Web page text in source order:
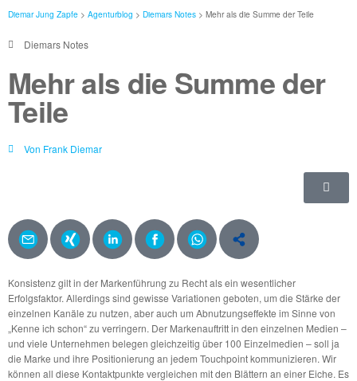
Diemar Jung Zapfe > Agenturblog > Diemars Notes > Mehr als die Summe der Teile
Diemars Notes
Mehr als die Summe der
Teile
Von Frank Diemar
Konsistenz gilt in der Markenführung zu Recht als ein wesentlicher
Erfolgsfaktor. Allerdings sind gewisse Variationen geboten, um die Stärke der
einzelnen Kanäle zu nutzen, aber auch um Abnutzungseffekte im Sinne von
„Kenne ich schon“ zu verringern. Der Markenauftritt in den einzelnen Medien –
und viele Unternehmen belegen gleichzeitig über 100 Einzelmedien – soll ja
die Marke und ihre Positionierung an jedem Touchpoint kommunizieren. Wir
können all diese Kontaktpunkte vergleichen mit den Blättern an einer Eiche. Es